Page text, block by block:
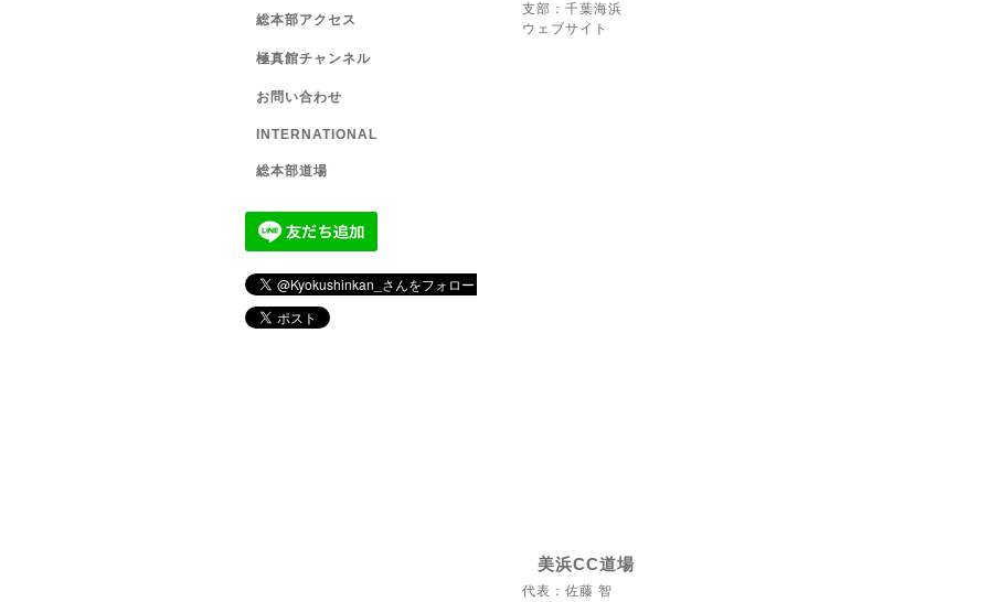
支部：千葉海浜
ウェブサイト
美浜CC道場
代表：佐藤 智
総本部アクセス
極真館チャンネル
お問い合わせ
INTERNATIONAL
総本部道場